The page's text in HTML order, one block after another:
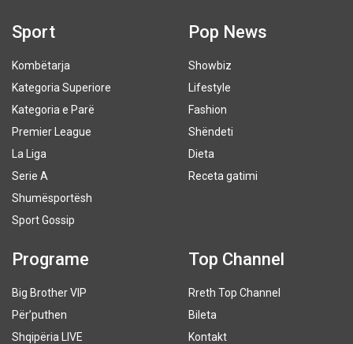
Sport
Kombëtarja
Kategoria Superiore
Kategoria e Parë
Premier League
La Liga
Serie A
Shumësportësh
Sport Gossip
Pop News
Showbiz
Lifestyle
Fashion
Shëndeti
Dieta
Receta gatimi
Programe
Big Brother VIP
Për’puthen
Shqipëria LIVE
Top Channel
Rreth Top Channel
Bileta
Kontakt